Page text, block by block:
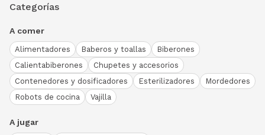
Categorías
A comer
Alimentadores Baberos y toallas
Biberones
Calientabiberones
Chupetes y accesorios
Contenedores y dosificadores
Esterilizadores
Mordedores
Robots de cocina
Vajilla
A jugar